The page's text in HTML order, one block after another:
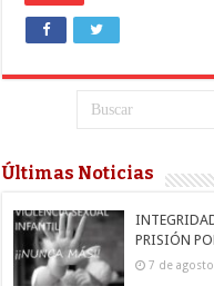
Últimas Noticias
PRISIÓN
7 de